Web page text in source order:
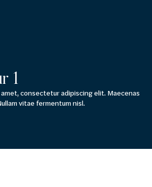
1
consectetur adipiscing elit. Maecenas
vitae fermentum nisl.